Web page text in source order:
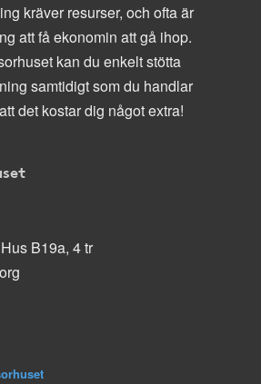
kräver resurser, och ofta är
att få ekonomin att gå ihop.
kan du enkelt stötta
samtidigt som du handlar
det kostar dig något extra!
B19a, 4 tr